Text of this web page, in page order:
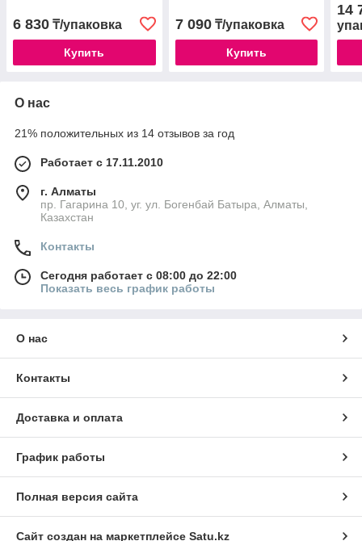
6 830 ₸/упаковка
Купить
7 090₸/упаковка
Купить
14
О нас
21% положительных из 14 отзывов за год
Работает с 17.11.2010
г. Алматы
пр. Гагарина 10, уг. ул. Богенбай Батыра, Алматы,
Казахстан
Контакты
Сегодня работает с 08:00 до 22:00
Показать весь график работы
О нас
Контакты
Доставка и оплата
График работы
Полная версия сайта
Сайт создан на маркетплейсе Satu.kz